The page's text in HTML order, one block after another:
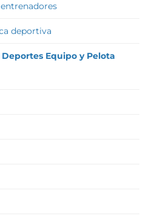
deportiva
Equipo y Pelota